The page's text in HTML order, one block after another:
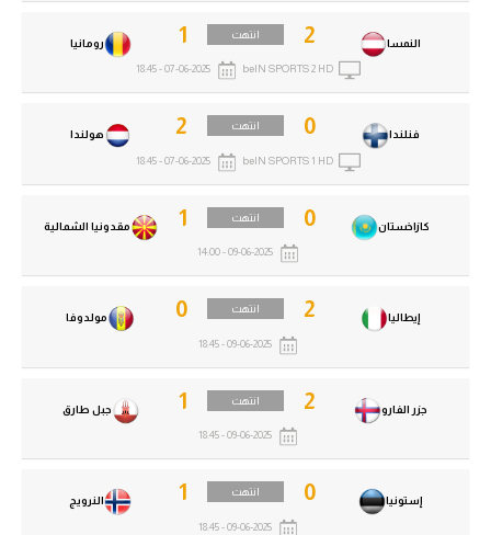
إستونيا 0 انتهت
النرويج 1
09-06-2025 - 18:45
جزر الفارو 2 انتهت
جبل طارق 1
09-06-2025 - 18:45
إيطاليا 2 انتهت
مولدوفا 0
09-06-2025 - 18:45
كازاخستان 0 انتهت
مقدونيا الشمالية 1
09-06-2025 - 14:00
فنلندا 0 انتهت
هولندا 2
beIN SPORTS 1 HD
07-06-2025 - 18:45
النمسا 2 انتهت
رومانيا 1
beIN SPORTS 2 HD
07-06-2025 - 18:45